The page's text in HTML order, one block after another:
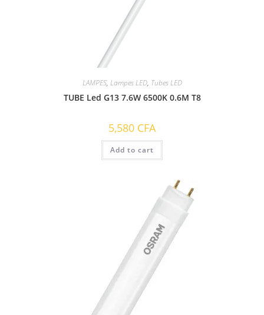
LAMPES, Lampes LED, Tubes LED
TUBE Led G13 7.6W 6500K 0.6M T8
5,580 CFA
Add to cart